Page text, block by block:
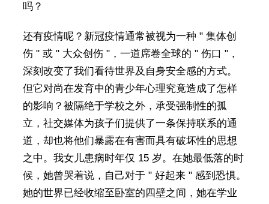
吗？
还有疫情呢？新冠疫情通常被视为一种 " 集体创
伤 " 或 " 大众创伤 "，一道席卷全球的 " 伤口 "，
深刻改变了我们看待世界及自身安全感的方式。
但它对尚在发育中的青少年心理究竟造成了怎样
的影响？被隔绝于学校之外，承受强制性的孤
立，社交媒体为孩子们提供了一条保持联系的通
道，却也将他们暴露在有害而具有破坏性的思想
之中。我女儿患病时年仅 15 岁。在她最低落的时
候，她曾哭着说，自己对于 " 好起来 " 感到恐惧。
她的世界已经收缩至卧室的四壁之间，她在学业